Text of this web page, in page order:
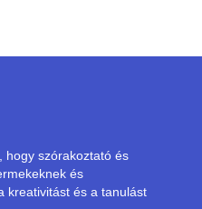
hogy szórakoztató és
és
kreativitást és a tanulást